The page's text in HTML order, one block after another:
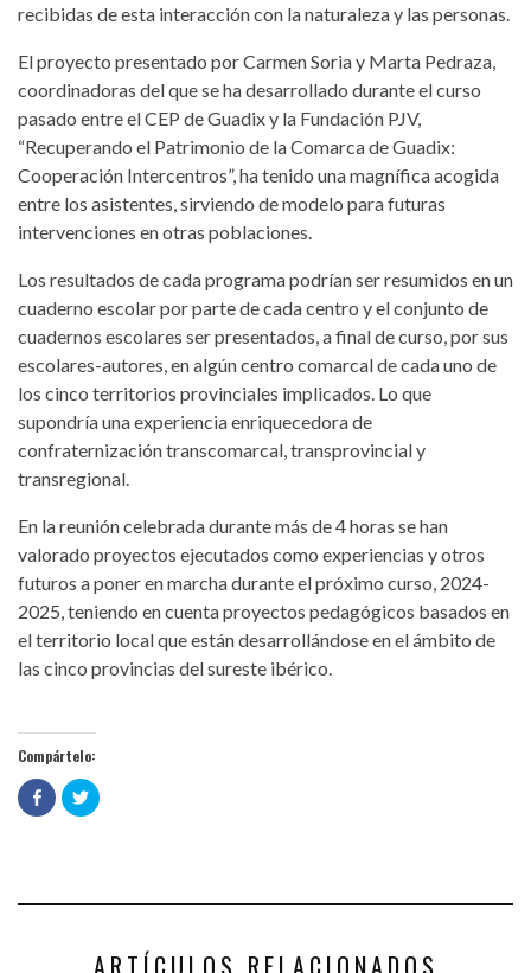
recibidas de esta interacción con la naturaleza y las personas.
El proyecto presentado por Carmen Soria y Marta Pedraza,
coordinadoras del que se ha desarrollado durante el curso
pasado entre el CEP de Guadix y la Fundación PJV,
“Recuperando el Patrimonio de la Comarca de Guadix:
Cooperación Intercentros”, ha tenido una magnífica acogida
entre los asistentes, sirviendo de modelo para futuras
intervenciones en otras poblaciones.
Los resultados de cada programa podrían ser resumidos en un
cuaderno escolar por parte de cada centro y el conjunto de
cuadernos escolares ser presentados, a final de curso, por sus
escolares-autores, en algún centro comarcal de cada uno de
los cinco territorios provinciales implicados. Lo que
supondría una experiencia enriquecedora de
confraternización transcomarcal, transprovincial y
transregional.
En la reunión celebrada durante más de 4 horas se han
valorado proyectos ejecutados como experiencias y otros
futuros a poner en marcha durante el próximo curso, 2024-
2025, teniendo en cuenta proyectos pedagógicos basados en
el territorio local que están desarrollándose en el ámbito de
las cinco provincias del sureste ibérico.
Compártelo:
Haz
clic
para
en
Haz
clic
en